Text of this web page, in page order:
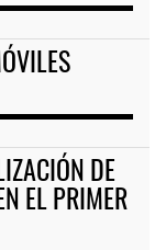
DE
EL PRIMER